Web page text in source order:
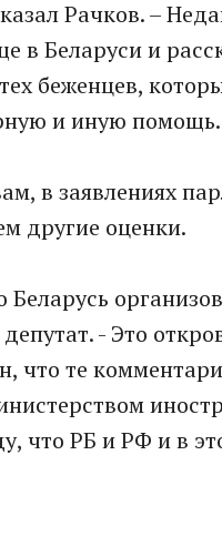
Рачков. –
в Беларуси и
беженцев,
и иную помощь.
в заявлениях
другие оценки.
Беларусь
- Это
что те
что РБ и РФ и в